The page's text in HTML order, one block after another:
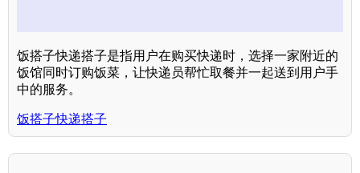
饭搭子快递搭子是指用户在购买快递时，选择一家附近的
饭馆同时订购饭菜，让快递员帮忙取餐并一起送到用户手
中的服务。
饭搭子快递搭子